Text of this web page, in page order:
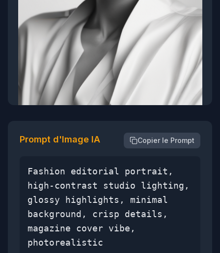
Prompt d'Image IA Copier le Prompt
Fashion editorial portrait,
high-contrast studio lighting,
glossy highlights, minimal
background, crisp details,
magazine cover vibe,
photorealistic